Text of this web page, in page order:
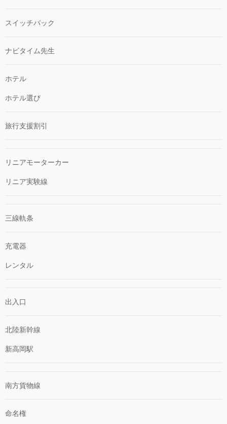
スイッチバック
ナビタイム先生
ホテル
ホテル選び
旅行支援割引
リニアモーターカー
リニア実験線
三線軌条
充電器
レンタル
出入口
北陸新幹線
新高岡駅
南方貨物線
命名権